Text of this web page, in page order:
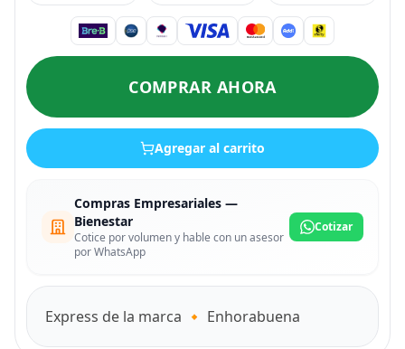
COMPRAR AHORA
Agregar al carrito
Compras Empresariales —
Bienestar
Cotice por volumen y hable con un asesor
por WhatsApp
Cotizar
Express de la marca 🔸 Enhorabuena